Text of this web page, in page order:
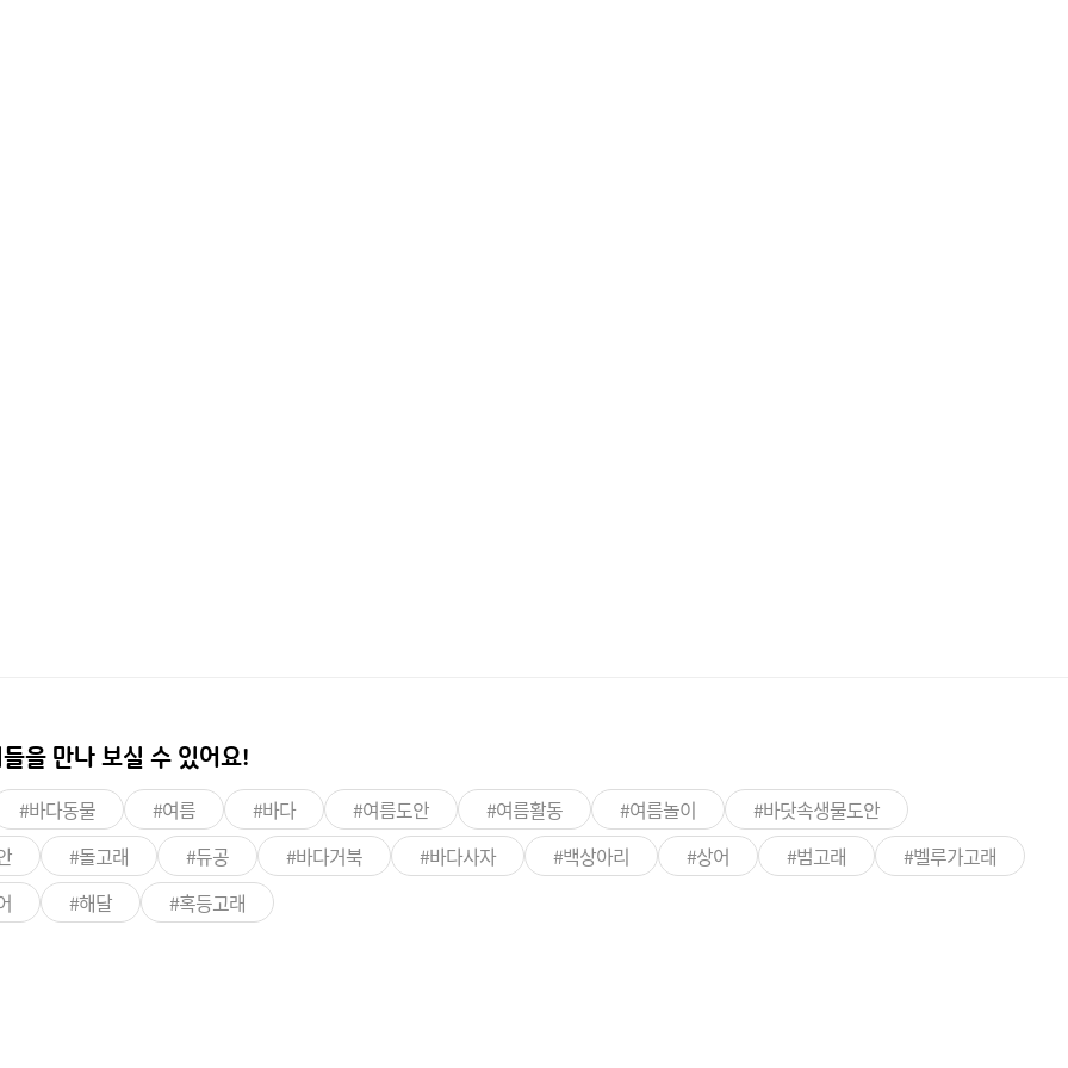
을 만나 보실 수 있어요!
#바다동물 #여름 #바다 #여름도안 #여름활동 #여름놀이
#바닷속생물도안
#돌고래 #듀공 #바다거북 #바다사자 #백상아리 #상어 #범고래
#벨루가고래
#해달 #혹등고래